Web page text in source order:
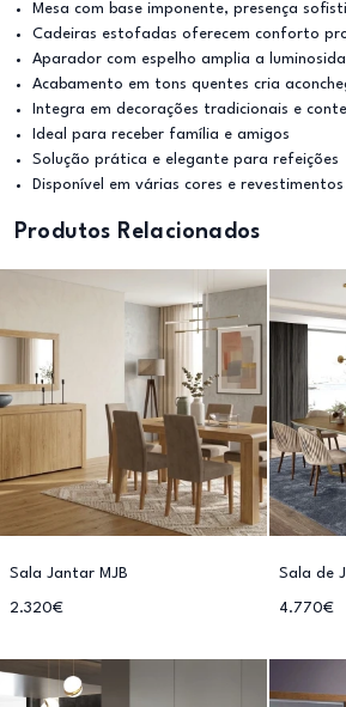
Mesa com base imponente, presença
Cadeiras estofadas oferecem conforto
Aparador com espelho amplia a
Acabamento em tons quentes cria
Integra em decorações tradicionais e
Ideal para receber família e amigos
Solução prática e elegante para refeições
Disponível em várias cores e revestimentos
Produtos Relacionados
Sala Jantar MJB
2.320€
Sala de
4.770€